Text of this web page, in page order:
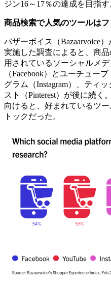
ジン16～17％の達成を目指す
商品検索で人気のツールは
バザーボイス（Bazaarvoice
実施した調査によると、商
用されているソーシャルメ
（Facebook）とユーチュー
グラム（Instagram）、ティ
スト（Pinterest）が後に続く
向けると、好まれているツ
トックだった。